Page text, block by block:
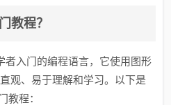
教程？
者入门的编程语言，它使用图形
观、易于理解和学习。以下是
教程：